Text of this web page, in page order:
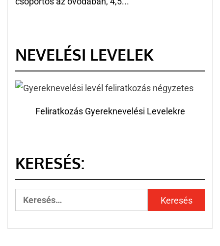
NEVELÉSI LEVELEK
Feliratkozás Gyereknevelési Levelekre
KERESÉS: